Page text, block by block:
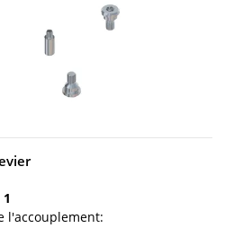
1
l'accouplement: